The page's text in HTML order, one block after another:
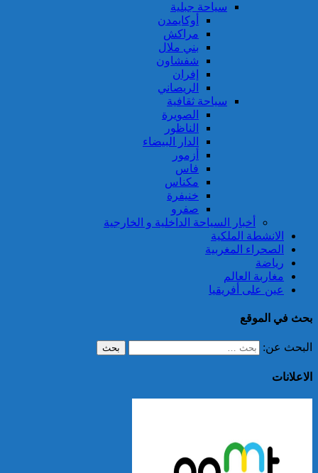
سياحة جبلية
أوكايمدن
مراكش
بني ملال
شفشاون
إفران
الريصاني
سياحة ثقافية
الصويرة
الناظور
الدار البيضاء
أزمور
فاس
مكناس
خنيفرة
صفرو
أخبار السياحة الداخلية و الخارجية
الانشطة الملكية
الصحراء المغربية
رياضة
مغاربة العالم
عين على أفريقيا
بحث في الموقع
البحث عن:
الاعلانات